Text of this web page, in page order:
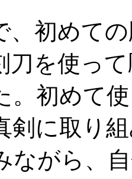
、初めて
刀を使っ
。初めて
剣に取り
ながら、